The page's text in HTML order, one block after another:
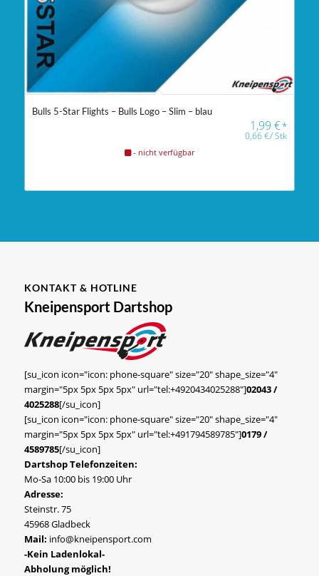
Bulls 5-Star Flights – Bulls Logo – Slim – blau
1,99€*
0,66€/Stk
- nicht verfügbar
KONTAKT & HOTLINE
Kneipensport Dartshop
[su_icon icon="icon: phone-square" size="20" shape_size="4"
margin="5px 5px 5px 5px" url="tel:+4920434025288"]02043 /
4025288[/su_icon]
[su_icon icon="icon: phone-square" size="20" shape_size="4"
margin="5px 5px 5px 5px" url="tel:+491794589785"]0179 /
4589785[/su_icon]
Dartshop Telefonzeiten:
Mo-Sa 10:00 bis 19:00 Uhr
Adresse:
Steinstr. 75
45968 Gladbeck
Mail: info@kneipensport.com
-Kein Ladenlokal-
Abholung möglich!